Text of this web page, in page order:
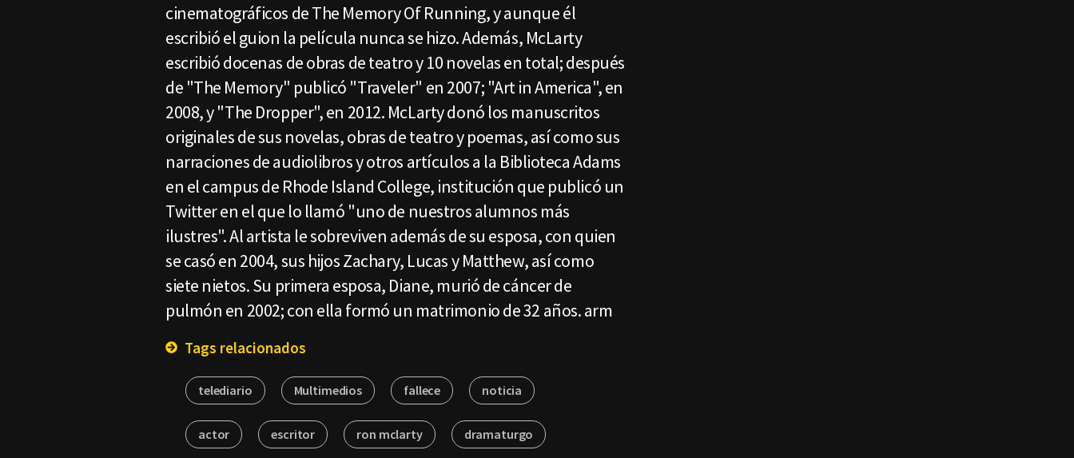
cinematográficos de The Memory Of Running, y aunque él
escribió el guion la película nunca se hizo. Además, McLarty
escribió docenas de obras de teatro y 10 novelas en total; después
de "The Memory" publicó "Traveler" en 2007; "Art in America", en
2008, y "The Dropper", en 2012. McLarty donó los manuscritos
originales de sus novelas, obras de teatro y poemas, así como sus
narraciones de audiolibros y otros artículos a la Biblioteca Adams
en el campus de Rhode Island College, institución que publicó un
Twitter en el que lo llamó "uno de nuestros alumnos más
ilustres". Al artista le sobreviven además de su esposa, con quien
se casó en 2004, sus hijos Zachary, Lucas y Matthew, así como
siete nietos. Su primera esposa, Diane, murió de cáncer de
pulmón en 2002; con ella formó un matrimonio de 32 años. arm
Tags relacionados
telediario Multimedios fallece noticia
actor escritor ron mclarty dramaturgo